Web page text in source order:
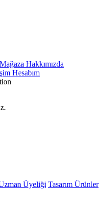
Mağaza Hakkımızda
Hesabım
Üyeliği Tasarım Ürünler